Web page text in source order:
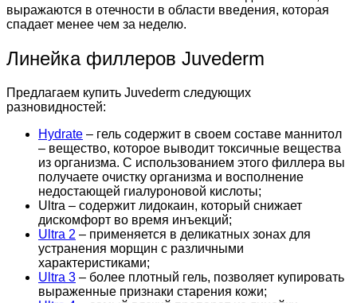
выражаются в отечности в области введения, которая
спадает менее чем за неделю.
Линейка филлеров Juvederm
Предлагаем купить Juvederm следующих
разновидностей:
Hydrate – гель содержит в своем составе маннитол
– вещество, которое выводит токсичные вещества
из организма. С использованием этого филлера вы
получаете очистку организма и восполнение
недостающей гиалуроновой кислоты;
Ultra – содержит лидокаин, который снижает
дискомфорт во время инъекций;
Ultra 2 – применяется в деликатных зонах для
устранения морщин с различными
характеристиками;
Ultra 3 – более плотный гель, позволяет купировать
выраженные признаки старения кожи;